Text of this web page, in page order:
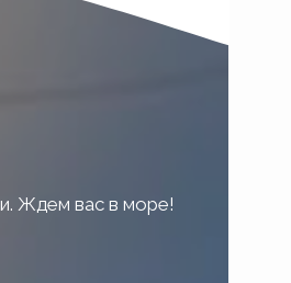
Ждем вас в море!